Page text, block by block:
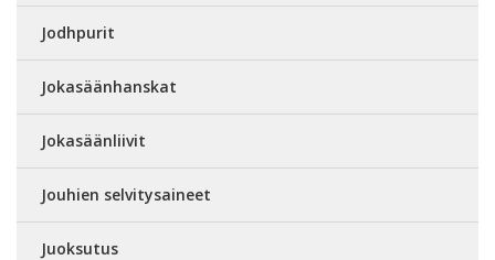
Jodhpurit
Jokasäänhanskat
Jokasäänliivit
Jouhien selvitysaineet
Juoksutus